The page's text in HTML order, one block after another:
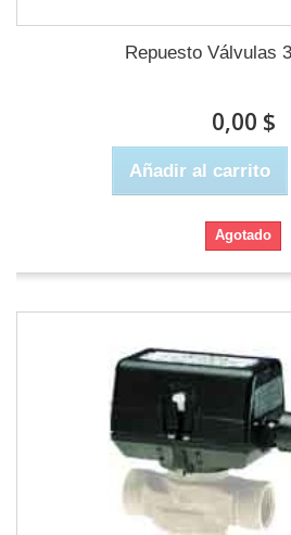
Repuesto Válvulas
0,00 $
Añadir al carrito
Agotado